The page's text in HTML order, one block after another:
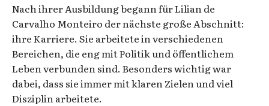
Nach ihrer Ausbildung begann für Lilian de
Carvalho Monteiro der nächste große Abschnitt:
ihre Karriere. Sie arbeitete in verschiedenen
Bereichen, die eng mit Politik und öffentlichem
Leben verbunden sind. Besonders wichtig war
dabei, dass sie immer mit klaren Zielen und viel
Disziplin arbeitete.